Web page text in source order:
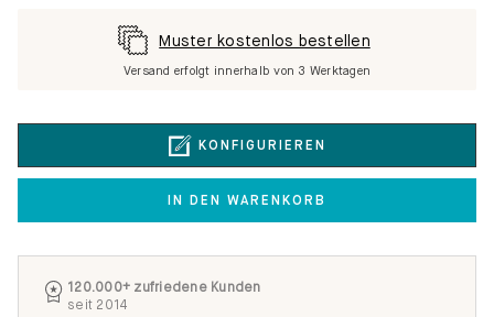
KONFIGURIEREN
IN DEN WARENKORB
Muster kostenlos bestellen
Versand erfolgt innerhalb von 3 Werktagen
120.000+ zufriedene Kunden
seit 2014